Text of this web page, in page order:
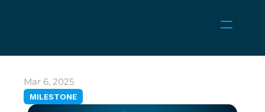
GAMES
CLIENT AREA
MILESTONE
Mar 6, 2025